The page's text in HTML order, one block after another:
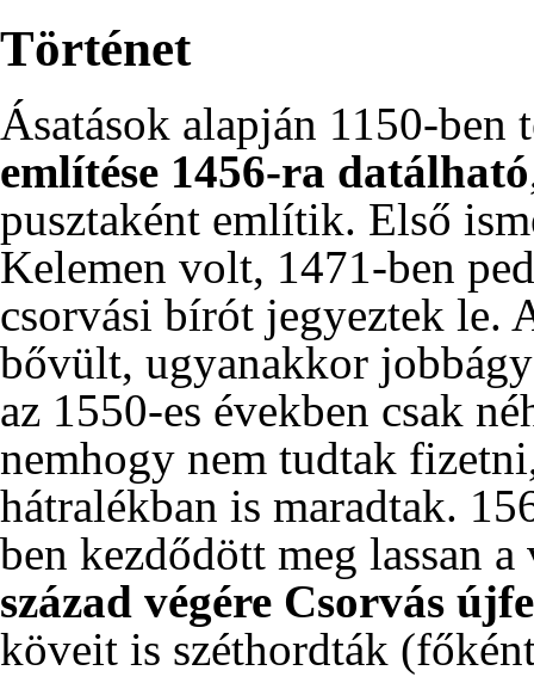
Történet
Ásatások alapján 1150-ben
említése 1456-ra datálható
pusztaként említik. Első
Kelemen volt, 1471-ben
csorvási bírót jegyeztek le.
bővült, ugyanakkor
az 1550-es években csak
nemhogy nem tudtak
hátralékban is maradtak.
ben kezdődött meg lassan
század végére Csorvás
köveit is széthordták